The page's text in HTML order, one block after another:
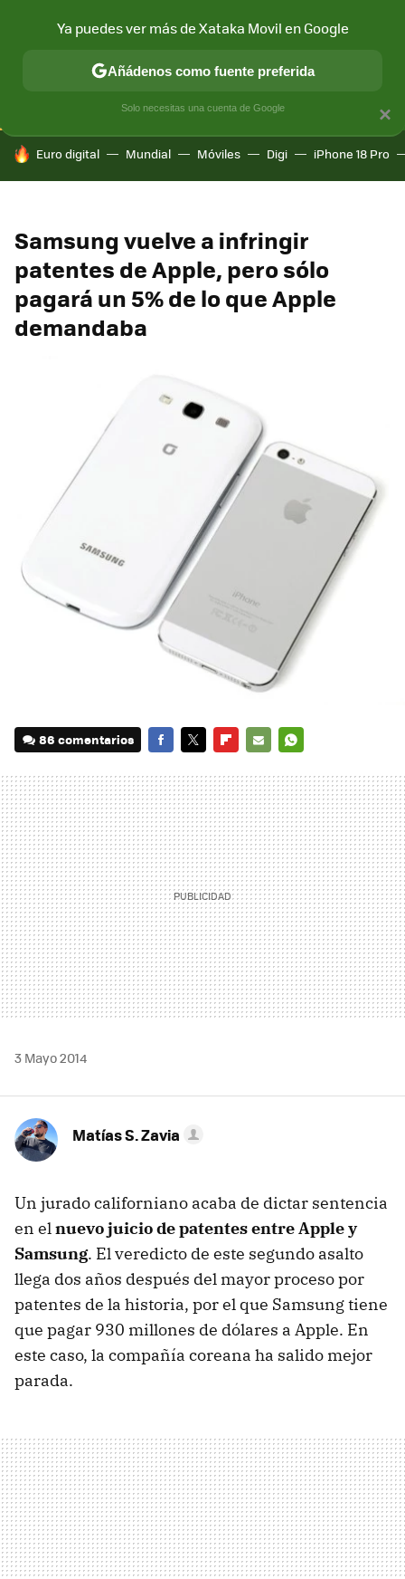
CONECTIVIDAD MÓVIL Y SOCIEDAD APLICACIONES
HOY SE HABLA DE
Euro digital Mundial Móviles Digi iPhone 18 Pro
Samsung vuelve a infringir
patentes de Apple, pero sólo
pagará un 5% de lo que Apple
demandaba
86 comentarios
MAIL
3 Mayo 2014
Matías S. Zavia
Un jurado californiano acaba de dictar sentencia
en elnuevo juicio de patentes entre Apple y
Samsung. El veredicto de este segundo asalto
llega dos años después del mayor proceso por
patentes de la historia, por el que Samsung tiene
que pagar 930 millones de dólares a Apple. En
este caso, la compañía coreana ha salido mejor
parada.
×
Ya puedes ver más de Xataka Movil en Google
Añádenos como fuente preferida
Solo necesitas una cuenta de Google